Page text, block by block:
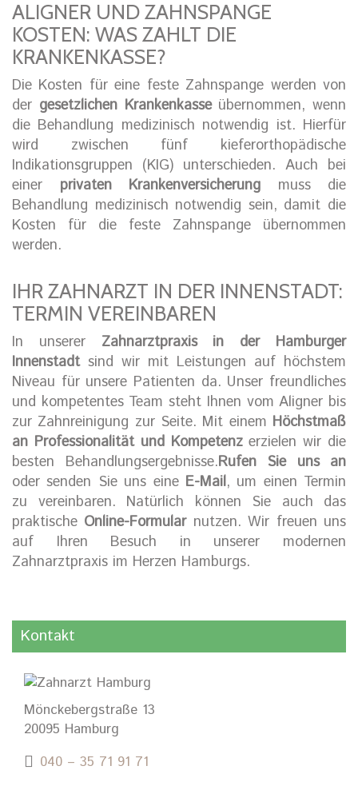
ALIGNER UND ZAHNSPANGE
KOSTEN: WAS ZAHLT DIE
KRANKENKASSE?
Die Kosten für eine feste Zahnspange werden von
der gesetzlichen Krankenkasseübernommen, wenn
die Behandlung medizinisch notwendig ist. Hierfür
wird zwischen fünf kieferorthopädische
Indikationsgruppen (KIG) unterschieden. Auch bei
einer privaten Krankenversicherung muss die
Behandlung medizinisch notwendig sein, damit die
Kosten für die feste Zahnspange übernommen
werden.
IHR ZAHNARZT IN DER INNENSTADT:
TERMIN VEREINBAREN
In unserer Zahnarztpraxis in der Hamburger
Innenstadtsind wir mit Leistungen auf höchstem
Niveau für unsere Patienten da. Unser freundliches
und kompetentes Team steht Ihnen vom Aligner bis
zur Zahnreinigung zur Seite. Mit einem Höchstmaß
an Professionalität und Kompetenzerzielen wir die
besten Behandlungsergebnisse.Rufen Sie uns an
oder senden Sie uns eine E-Mail, um einen Termin
zu vereinbaren. Natürlich können Sie auch das
praktische Online-Formularnutzen. Wir freuen uns
auf Ihren Besuch in unserer modernen
Zahnarztpraxis im Herzen Hamburgs.
Kontakt
Mönckebergstraße 13
20095 Hamburg
040 – 35 71 91 71